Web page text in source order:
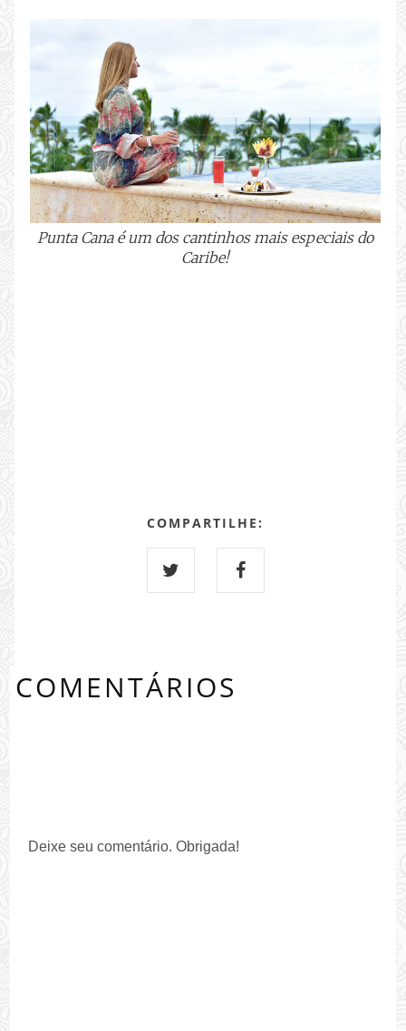
Punta Cana é um dos cantinhos mais especiais do
Caribe!
COMPARTILHE:
COMENTÁRIOS
Deixe seu comentário. Obrigada!